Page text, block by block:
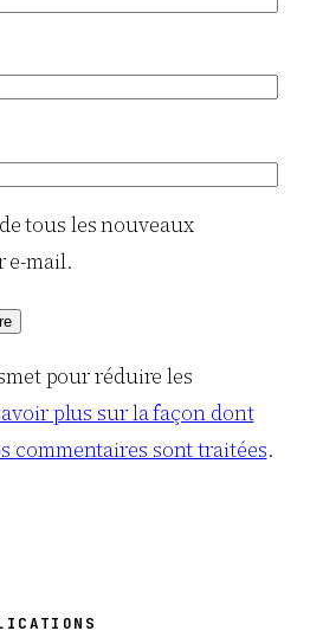
tous les nouveaux
e-mail.
pour réduire les
plus sur la façon dont
commentaires sont traitées.